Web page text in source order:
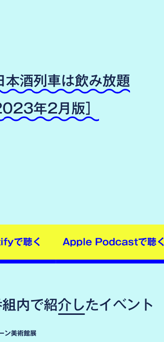
本酒列車は飲み放題
年2月版］
で聴く Apple Podcastで聴く
内で紹介したイベント
ン美術館展